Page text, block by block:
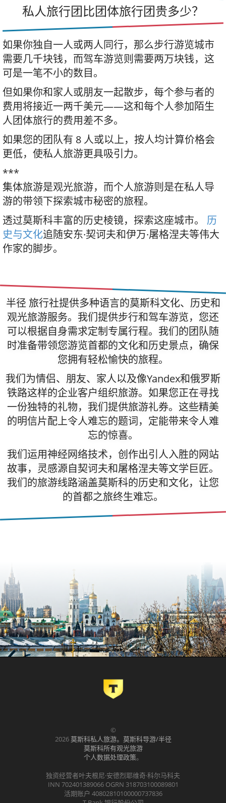
私人旅行团比团体旅行团贵多少？
如果你独自一人或两人同行，那么步行游览城市
需要几千块钱，而驾车游览则需要两万块钱，这
可是一笔不小的数目。
但如果你和家人或朋友一起散步，每个参与者的
费用将接近一两千美元——这和每个人参加陌生
人团体旅行的费用差不多。
如果您的团队有 8 人或以上，按人均计算价格会
更低，使私人旅游更具吸引力。
***
集体旅游是观光旅游，而个人旅游则是在私人导
游的带领下探索城市秘密的旅程。
透过莫斯科丰富的历史棱镜，探索这座城市。 历
史与文化追随安东·契诃夫和伊万·屠格涅夫等伟大
作家的脚步。
半径 旅行社提供多种语言的莫斯科文化、历史和
观光旅游服务。我们提供步行和驾车游览，您还
可以根据自身需求定制专属行程。我们的团队随
时准备带领您游览首都的文化和历史景点，确保
您拥有轻松愉快的旅程。
我们为情侣、朋友、家人以及像Yandex和俄罗斯
铁路这样的企业客户组织旅游。如果您正在寻找
一份独特的礼物，我们提供旅游礼券。这些精美
的明信片配上令人难忘的题词，定能带来令人难
忘的惊喜。
我们运用神经网络技术，创作出引人入胜的网站
故事，灵感源自契诃夫和屠格涅夫等文学巨匠。
我们的旅游线路涵盖莫斯科的历史和文化，让您
的首都之旅终生难忘。
©
2026莫斯科私人旅游。莫斯科导游/半径
莫斯科所有观光旅游
个人数据处理政策。
独资经营者叶夫根尼·安德烈耶维奇·科尔马科夫
INN 702401389066 OGRN 318703100089801
活期账户 40802810100000737836